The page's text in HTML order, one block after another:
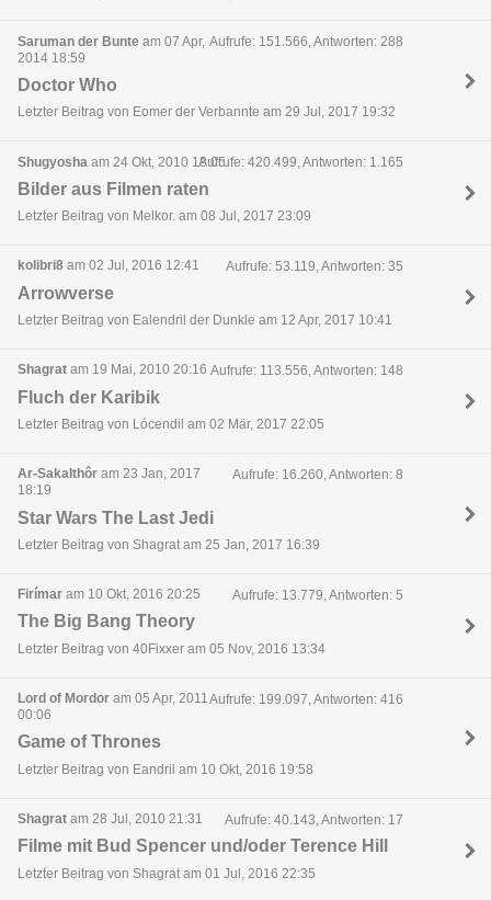
Saruman der Bunte am 07 Apr,
2014 18:59
Aufrufe: 151.566, Antworten: 288
Doctor Who
Letzter Beitrag von Eomer der Verbannte am 29 Jul, 2017 19:32
Shugyosha am 24 Okt, 2010 18:05Aufrufe: 420.499, Antworten: 1.165
Bilder aus Filmen raten
Letzter Beitrag von Melkor. am 08 Jul, 2017 23:09
kolibri8 am 02 Jul, 2016 12:41 Aufrufe: 53.119, Antworten: 35
Arrowverse
Letzter Beitrag von Ealendril der Dunkle am 12 Apr, 2017 10:41
Shagrat am 19 Mai, 2010 20:16 Aufrufe: 113.556, Antworten: 148
Fluch der Karibik
Letzter Beitrag von Lócendil am 02 Mär, 2017 22:05
Ar-Sakalthôr am 23 Jan, 2017
18:19
Aufrufe: 16.260, Antworten: 8
Star Wars The Last Jedi
Letzter Beitrag von Shagrat am 25 Jan, 2017 16:39
Firímar am 10 Okt, 2016 20:25 Aufrufe: 13.779, Antworten: 5
The Big Bang Theory
Letzter Beitrag von 40Fixxer am 05 Nov, 2016 13:34
Lord of Mordor am 05 Apr, 2011
00:06
Aufrufe: 199.097, Antworten: 416
Game of Thrones
Letzter Beitrag von Eandril am 10 Okt, 2016 19:58
Shagrat am 28 Jul, 2010 21:31 Aufrufe: 40.143, Antworten: 17
Filme mit Bud Spencer und/oder Terence Hill
Letzter Beitrag von Shagrat am 01 Jul, 2016 22:35